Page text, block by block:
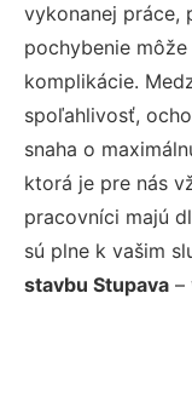
vykonanej práce,
pochybenie
komplikácie.
spoľahlivosť,
snaha o
ktorá je pre nás
pracovníci majú
sú plne k vašim
stavbu Stupava –